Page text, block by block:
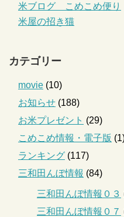
米ブログ こめこめ便り
米屋の招き猫
カテゴリー
movie (10)
お知らせ (188)
お米プレゼント (29)
こめこめ情報・電子版
ランキング (117)
三和田んぼ情報 (84)
三和田んぼ情報０３
三和田んぼ情報０７